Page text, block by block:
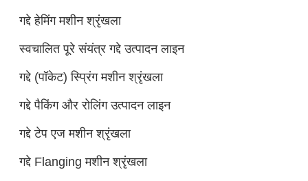
गद्दे हेमिंग मशीन श्रृंखला
स्वचालित पूरे संयंत्र गद्दे उत्पादन लाइन
गद्दे (पॉकेट) स्प्रिंग मशीन श्रृंखला
गद्दे पैकिंग और रोलिंग उत्पादन लाइन
गद्दे टेप एज मशीन श्रृंखला
गद्दे Flanging मशीन श्रृंखला